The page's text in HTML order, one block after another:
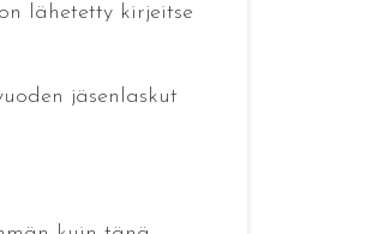
lähetetty kirjeitse
jäsenlaskut